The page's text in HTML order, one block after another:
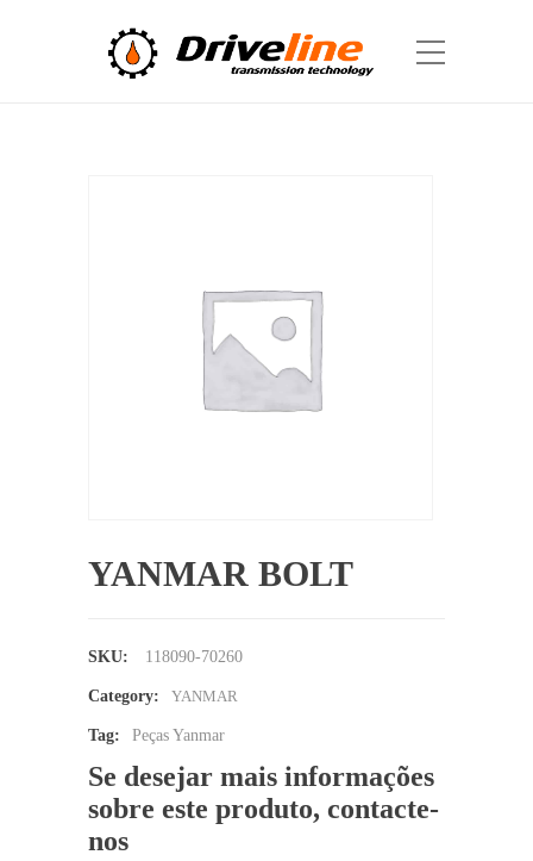
YANMAR BOLT
SKU: 118090-70260
Category: YANMAR
Tag: Peças Yanmar
Se desejar mais informações
sobre este produto, contacte-
nos